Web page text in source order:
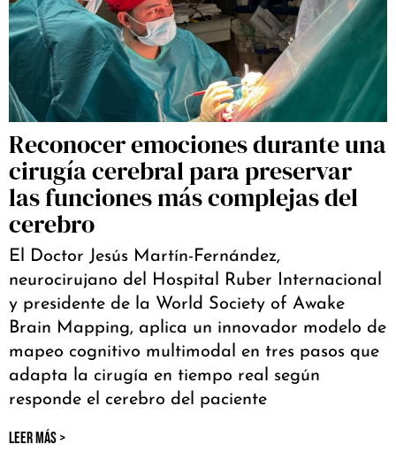
Reconocer emociones durante una
cirugía cerebral para preservar
las funciones más complejas del
cerebro
El Doctor Jesús Martín-Fernández,
neurocirujano del Hospital Ruber Internacional
y presidente de la World Society of Awake
Brain Mapping, aplica un innovador modelo de
mapeo cognitivo multimodal en tres pasos que
adapta la cirugía en tiempo real según
responde el cerebro del paciente
LEER MÁS >